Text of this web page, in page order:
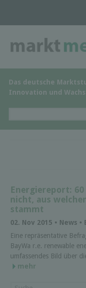
Das deutsche
Innovation und
Energiereport:
nicht, aus
stammt
02. Nov 2015 • News
Eine repräsentative
BayWa r.e. renewable
umfassendes Bild über
mehr